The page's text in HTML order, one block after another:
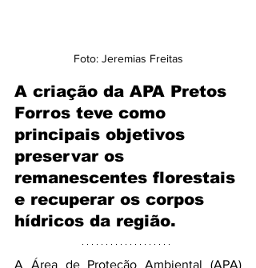
Foto: Jeremias Freitas
A criação da APA Pretos
Forros teve como
principais objetivos
preservar os
remanescentes florestais
e recuperar os corpos
hídricos da região.
A Área de Proteção Ambiental (APA)